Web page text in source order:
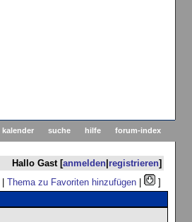
forum-index
hilfe
suche
kalender
Hallo Gast [anmelden| registrieren]
|Thema zu Favoriten hinzufügen |
]